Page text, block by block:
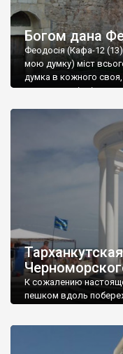
Богом дана
Феодосія (Кафа-12 (13)
мою думку) міст
думка в кожного своя,
запрошую відвідати
К сожалению
пешком вдоль